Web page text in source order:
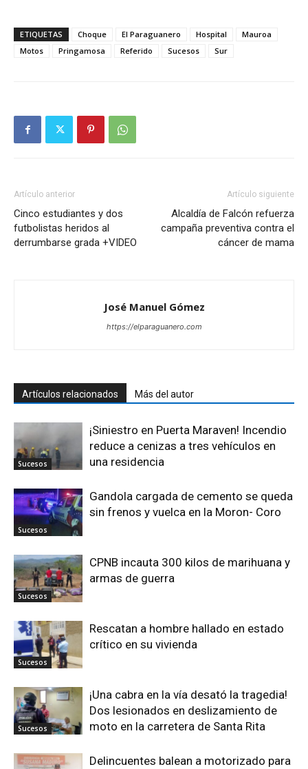
ETIQUETAS Choque El Paraguanero Hospital
Mauroa
Motos
Pringamosa Referido Sucesos Sur
Artículo anterior
Cinco estudiantes y dos
futbolistas heridos al
derrumbarse grada +VIDEO
Artículo siguiente
Alcaldía de Falcón refuerza
campaña preventiva contra el
cáncer de mama
José Manuel Gómez
https://elparaguanero.com
Artículos relacionados Más del autor
Sucesos
¡Siniestro en Puerta Maraven! Incendio
reduce a cenizas a tres vehículos en
una residencia
Sucesos
Gandola cargada de cemento se queda
sin frenos y vuelca en la Moron- Coro
Sucesos
CPNB incauta 300 kilos de marihuana y
armas de guerra
Sucesos
Rescatan a hombre hallado en estado
crítico en su vivienda
Sucesos
¡Una cabra en la vía desató la tragedia!
Dos lesionados en deslizamiento de
moto en la carretera de Santa Rita
Delincuentes balean a motorizado para